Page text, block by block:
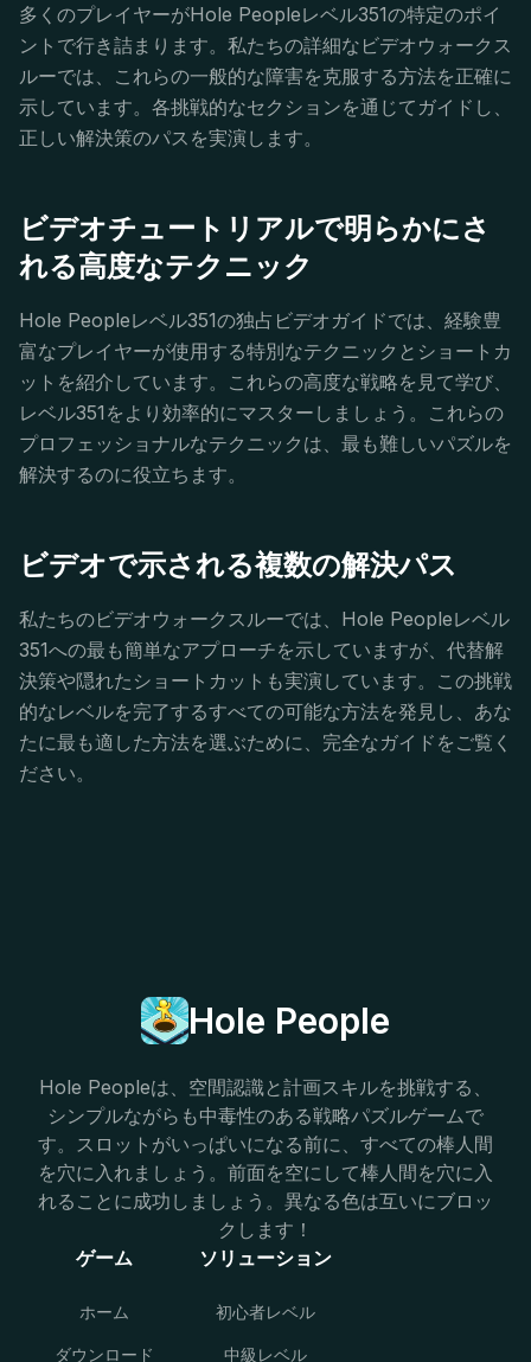
多くのプレイヤーがHole Peopleレベル351の特定のポイ
ントで行き詰まります。私たちの詳細なビデオウォークス
ルーでは、これらの一般的な障害を克服する方法を正確に
示しています。各挑戦的なセクションを通じてガイドし、
正しい解決策のパスを実演します。
ビデオチュートリアルで明らかにさ
れる高度なテクニック
Hole Peopleレベル351の独占ビデオガイドでは、経験豊
富なプレイヤーが使用する特別なテクニックとショートカ
ットを紹介しています。これらの高度な戦略を見て学び、
レベル351をより効率的にマスターしましょう。これらの
プロフェッショナルなテクニックは、最も難しいパズルを
解決するのに役立ちます。
ビデオで示される複数の解決パス
私たちのビデオウォークスルーでは、Hole Peopleレベル
351への最も簡単なアプローチを示していますが、代替解
決策や隠れたショートカットも実演しています。この挑戦
的なレベルを完了するすべての可能な方法を発見し、あな
たに最も適した方法を選ぶために、完全なガイドをご覧く
ださい。
Hole People
Hole Peopleは、空間認識と計画スキルを挑戦する、
シンプルながらも中毒性のある戦略パズルゲームで
す。スロットがいっぱいになる前に、すべての棒人間
を穴に入れましょう。前面を空にして棒人間を穴に入
れることに成功しましょう。異なる色は互いにブロッ
クします！
ゲーム
ホーム
ダウンロード
ソリューション
初心者レベル
中級レベル